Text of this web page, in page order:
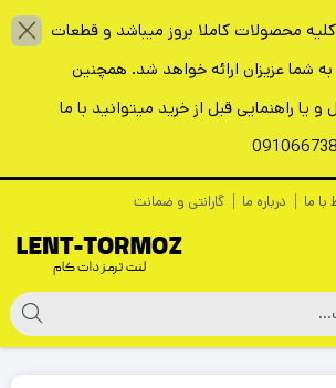
محصولات کاملا بروز میباشد و قطعات
به شما عزیزان ارائه خواهد شد. همچنین
یا راهنمایی قبل از خرید میتوانید با ما
با ما درباره ما گارانتی و ضمانت